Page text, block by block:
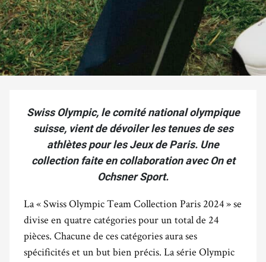
Swiss Olympic, le comité national olympique
suisse, vient de dévoiler les tenues de ses
athlètes pour les Jeux de Paris. Une
collection faite en collaboration avec On et
Ochsner Sport.
La « Swiss Olympic Team Collection Paris 2024 » se
divise en quatre catégories pour un total de 24
pièces. Chacune de ces catégories aura ses
spécificités et un but bien précis. La série Olympic